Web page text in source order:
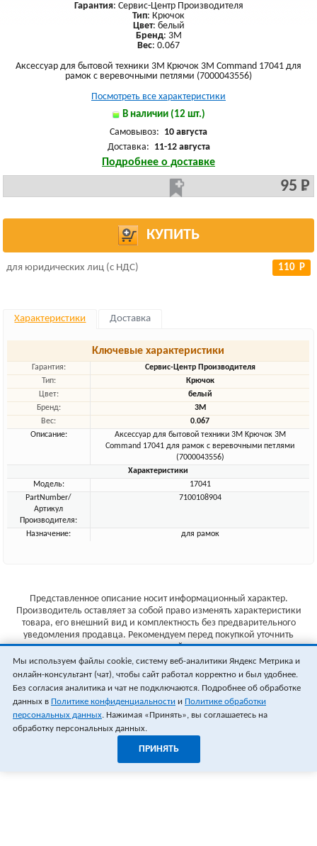
Гарантия: Сервис-Центр Производителя
Тип: Крючок
Цвет: белый
Бренд: 3M
Вес: 0.067
Аксессуар для бытовой техники 3M Kрючок 3M Command 17041 для
рамок с веревочными петлями (7000043556)
Посмотреть все характеристики
В наличии (12 шт.)
Самовывоз: 10 августа
Доставка: 11-12 августа
Подробнее о доставке
95 Р
КУПИТЬ
для юридических лиц (с НДС) 110 Р
Характеристики Доставка
Ключевые характеристики
Гарантия:
Сервис-Центр Производителя
Тип:
Крючок
Цвет:
белый
Бренд:
3M
Вес:
0.067
Описание:
Аксессуар для бытовой техники 3M Kрючок 3M
Command 17041 для рамок с веревочными петлями
(7000043556)
Характеристики
Модель:
17041
PartNumber/
Артикул
Производителя:
7100108904
Назначение: для рамок
Представленное описание носит информационный характер.
Производитель оставляет за собой право изменять характеристики
товара, его внешний вид и комплектность без предварительного
уведомления продавца. Рекомендуем перед покупкой уточнить
характеристики товара на сайте производителя.
Указанные цены не являются публичной офертой (ст.435 ГК РФ).
Стоимость и наличие товара уточняйте у менеджера.
Мы используем файлы cookie, систему веб-аналитики Яндекс Метрика и
онлайн-консультант (чат), чтобы сайт работал корректно и был удобнее.
Без согласия аналитика и чат не подключаются. Подробнее об обработке
данных в Политике конфиденциальности и Политике обработки
персональных данных. Нажимая «Принять», вы соглашаетесь на
обработку персональных данных.
ПРИНЯТЬ